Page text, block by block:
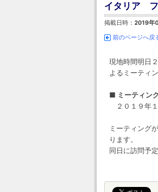
イタリア フ
掲載日時： 2019年
前のページへ戻
現地時間明日
よるミーティ
■ ミーティン
２０１９年
ミーティング
ります。
同日に訪問予